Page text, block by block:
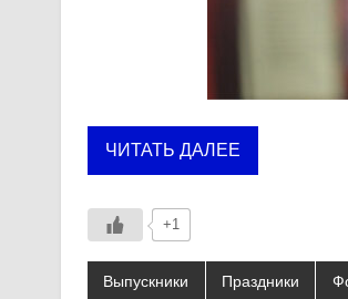
ЧИТАТЬ ДАЛЕЕ
+1
Выпускники Праздники